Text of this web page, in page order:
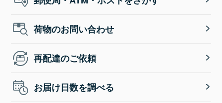
荷物のお問い合わせ
再配達のご依頼
お届け日数を調べる